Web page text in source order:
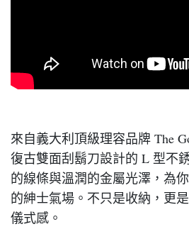
來自義大利頂級理容品牌 The
復古雙面刮鬍刀設計的 L 型不
的線條與溫潤的金屬光澤，為
的紳士氣場。不只是收納，更
儀式感。